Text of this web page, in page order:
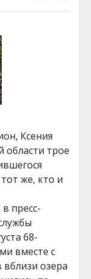
Ксения
области трое
же, кто и
пресс-
68-
вместе с
озера